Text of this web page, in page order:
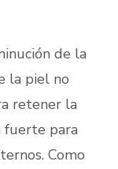
de la
la piel no
retener la
fuerte para
Como